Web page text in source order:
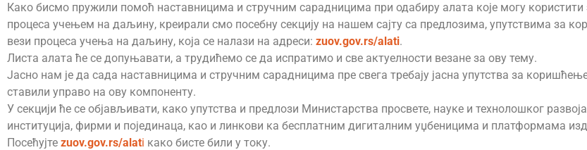
Како бисмо пружили помоћ наставницима и стручним сарадницима при одабиру алата које могу
процеса учењем на даљину, креирали смо посебну секцију на нашем сајту са предлозима, упутствима за
вези процеса учења на даљину, која се налази на адреси: zuov.gov.rs/alati.
Листа алата ће се допуњавати, а трудићемо се да испратимо и све актуелности везане за ову тему.
Јасно нам је да сада наставницима и стручним сарадницима пре свега требају јасна упутства за
ставили управо на ову компоненту.
У секцији ће се објављивати, како упутства и предлози Министарства просвете, науке и технолошког
институција, фирми и појединаца, као и линкови ка бесплатним дигиталним уџбеницима и платформама
Посећујте zuov.gov.rs/alati како бисте били у току.